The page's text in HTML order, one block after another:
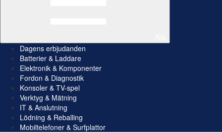
Dagens erbjudanden
Batterier & Laddare
Elektronik & Komponenter
Fordon & Diagnostik
Konsoler & TV-spel
Verktyg & Mätning
IT & Anslutning
Lödning & Reballing
Mobiltelefoner & Surfplattor